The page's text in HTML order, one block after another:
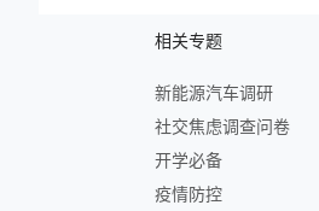
相关专题
新能源汽车调研
社交焦虑调查问卷
开学必备
疫情防控